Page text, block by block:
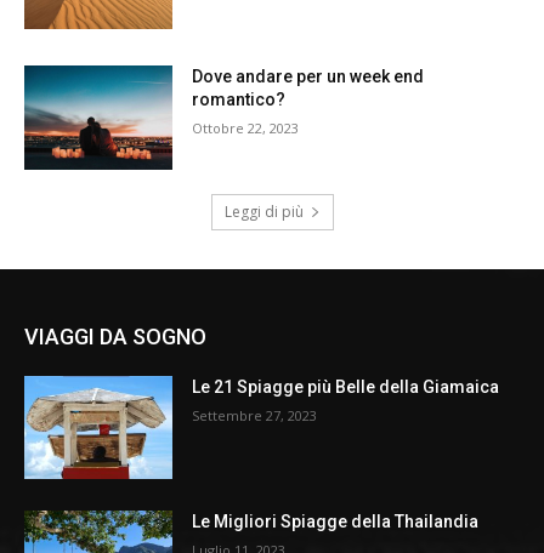
Dove andare per un week end
romantico?
Ottobre 22, 2023
Leggi di più
VIAGGI DA SOGNO
Le 21 Spiagge più Belle della Giamaica
Settembre 27, 2023
Le Migliori Spiagge della Thailandia